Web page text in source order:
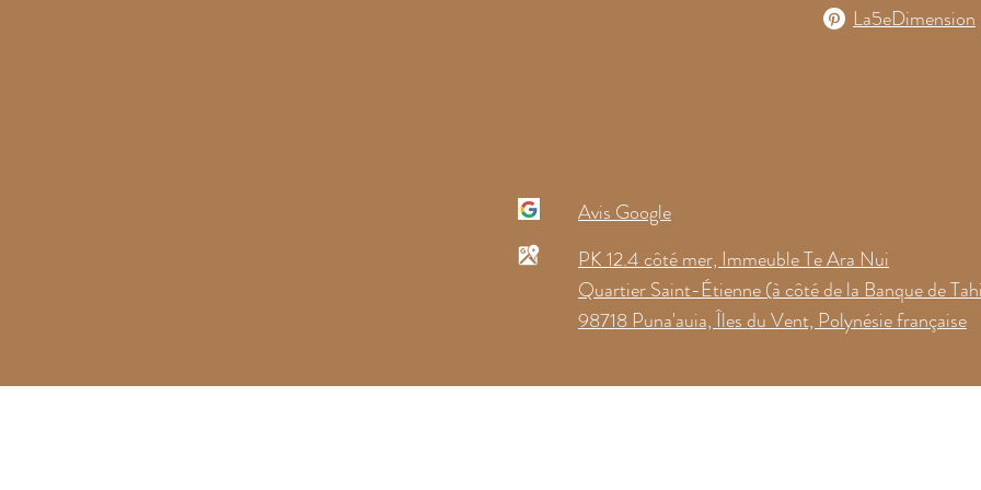
La5eDimension
Avis Google
PK 12.4 côté mer, Immeuble Te Ara Nui
Quartier Saint-Étienne (à côté de la Banque de
98718 Puna'auia, Îles du Vent, Polynésie française